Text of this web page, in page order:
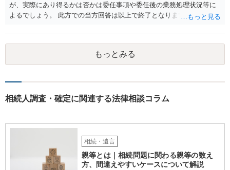
が、実際にあり得るかは否かは委任事項や委任後の業務処理状況等に
よるでしょう。 此方での当方回答は以上で終了となりますが、参考に
もっとみる
相続人調査・確定に関連する法律相談コラム
相続・遺言
親等とは｜相続問題に関わる親等の数え
方、間違えやすいケースについて解説